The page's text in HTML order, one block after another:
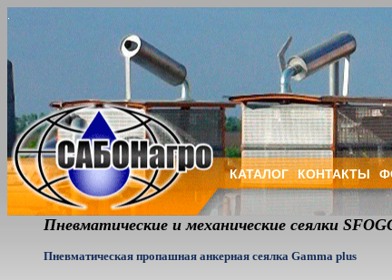
Пневматические и механические сеялки
КАТАЛОГ КОНТАКТЫ
Пневматическая пропашная анкерная сеялка Gamma plus